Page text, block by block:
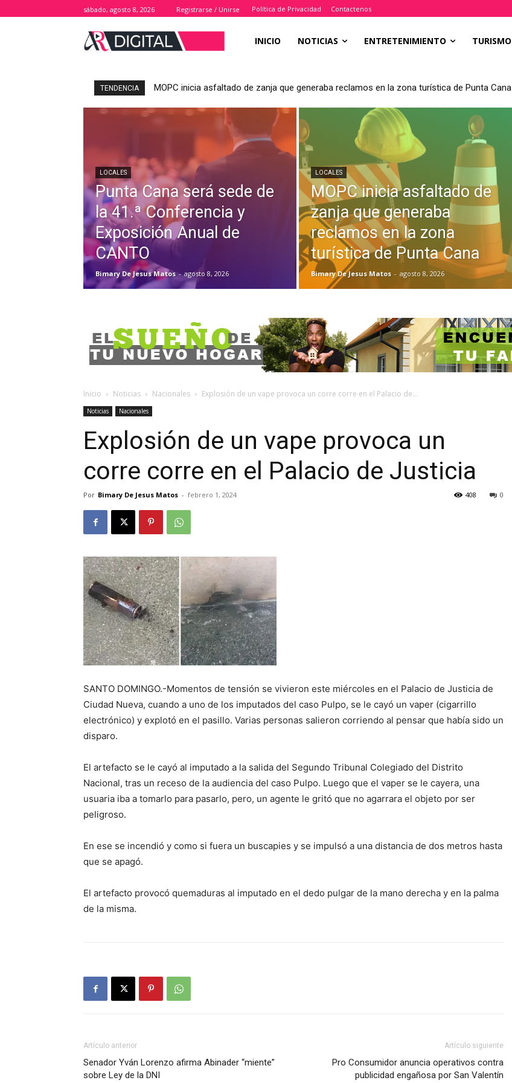
sábado, agosto 8, 2026 Registrarse / Unirse Política de Privacidad Contactenos
INICIO NOTICIAS ENTRETENIMIENTO TURISMO
TENDENCIA MOPC inicia asfaltado de zanja que generaba reclamos en la zona turística de Punta Cana
LOCALES
Punta Cana será sede de
la 41.ª Conferencia y
Exposición Anual de
CANTO
Bimary De Jesus Matos - agosto 8, 2026
LOCALES
MOPC inicia asfaltado de
zanja que generaba
reclamos en la zona
turística de Punta Cana
Bimary De Jesus Matos - agosto 8, 2026
Inicio Noticias Nacionales Explosión de un vape provoca un corre corre en el Palacio de...
Noticias Nacionales
Explosión de un vape provoca un
corre corre en el Palacio de Justicia
Por Bimary De Jesus Matos - febrero 1, 2024 0
408
SANTO DOMINGO.-Momentos de tensión se vivieron este miércoles en el Palacio de Justicia de
Ciudad Nueva, cuando a uno de los imputados del caso Pulpo, se le cayó un vaper (cigarrillo
electrónico) y explotó en el pasillo. Varias personas salieron corriendo al pensar que había sido un
disparo.
El artefacto se le cayó al imputado a la salida del Segundo Tribunal Colegiado del Distrito
Nacional, tras un receso de la audiencia del caso Pulpo. Luego que el vaper se le cayera, una
usuaria iba a tomarlo para pasarlo, pero, un agente le gritó que no agarrara el objeto por ser
peligroso.
En ese se incendió y como si fuera un buscapies y se impulsó a una distancia de dos metros hasta
que se apagó.
El artefacto provocó quemaduras al imputado en el dedo pulgar de la mano derecha y en la palma
de la misma.
Artículo anterior
Senador Yván Lorenzo afirma Abinader “miente”
sobre Ley de la DNI
Artículo siguiente
Pro Consumidor anuncia operativos contra
publicidad engañosa por San Valentín